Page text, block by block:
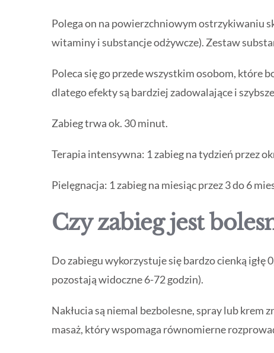
Polega on na powierzchniowym ostrzykiwaniu
witaminy i substancje odżywcze). Zestaw
Poleca się go przede wszystkim osobom, które
dlatego efekty są bardziej zadowalające i
Zabieg trwa ok. 30 minut.
Terapia intensywna: 1 zabieg na tydzień przez
Pielęgnacja: 1 zabieg na miesiąc przez 3 do 6
Czy zabieg jest
Do zabiegu wykorzystuje się bardzo cienką
pozostają widoczne 6-72 godzin).
Nakłucia są niemal bezbolesne, spray lub
masaż, który wspomaga równomierne